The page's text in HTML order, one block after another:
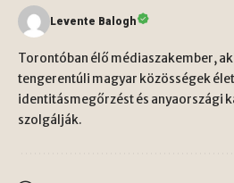
Levente Balogh
Torontóban élő médiaszakember,
tengerentúli magyar közösségek
identitásmegőrzést és anyaországi
szolgálják.